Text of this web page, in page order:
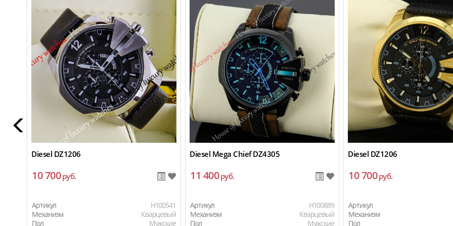
Diesel DZ1206
10 700руб.
Артикул
H100541
Механизм
Кварцевый
Пол
Мужские
Diesel Mega Chief DZ4305
11 400руб.
Артикул
H100889
Механизм
Кварцевый
Пол
Мужские
Diesel DZ1206
10 700руб.
Артикул
Механизм
Пол